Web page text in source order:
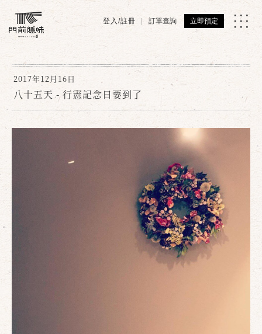
登入/註冊 訂單查詢 立即預定
2017年12月16日
八十五天 - 行憲記念日要到了